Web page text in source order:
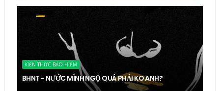
KIẾN THỨC BẢO HIỂM
BHNT - NƯỚC MÌNH NGỘ QUÁ PHẢI KO ANH?